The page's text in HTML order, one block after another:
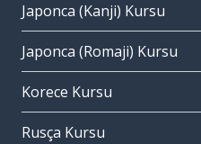
Japonca (Kanji) Kursu
Japonca (Romaji) Kursu
Korece Kursu
Rusça Kursu